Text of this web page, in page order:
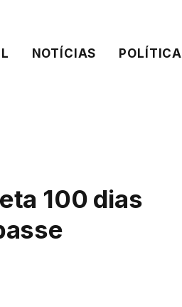
NOTÍCIAS POLÍTICA
100 dias